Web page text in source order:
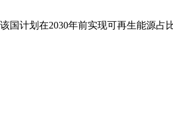
国计划在2030年前实现可再生能源